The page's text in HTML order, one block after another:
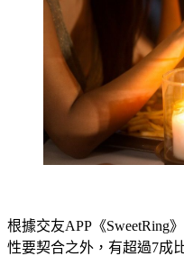
根據交友APP《SweetRing
性要契合之外，有超過7成